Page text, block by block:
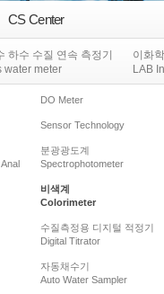
CS Center
하수 수질 연속 측정기
water meter
이화
LAB
DO Meter
Sensor Technology
분광광도계
Spectrophotometer
비색계
Colorimeter
수질측정용 디지털 적정기
Digital Titrator
자동채수기
Auto Water Sampler